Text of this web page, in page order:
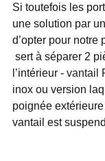
Si toutefois les
une solution par
d’opter pour notre
sert à séparer 2
l’intérieur - vantail
inox ou version
poignée
vantail est